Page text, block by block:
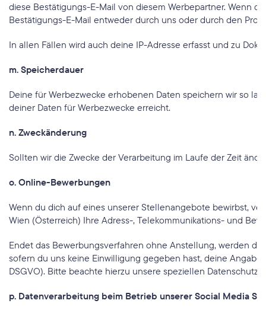
diese Bestätigungs-E-Mail von diesem Werbepartner. Wenn
Bestätigungs-E-Mail entweder durch uns oder durch den
In allen Fällen wird auch deine IP-Adresse erfasst und zu
m. Speicherdauer
Deine für Werbezwecke erhobenen Daten speichern wir so
deiner Daten für Werbezwecke erreicht.
n. Zweckänderung
Sollten wir die Zwecke der Verarbeitung im Laufe der Zeit
o. Online-Bewerbungen
Wenn du dich auf eines unserer Stellenangebote bewirbst,
Wien (Österreich) Ihre Adress-, Telekommunikations- und
Endet das Bewerbungsverfahren ohne Anstellung, werden
sofern du uns keine Einwilligung gegeben hast, deine
DSGVO). Bitte beachte hierzu unsere speziellen
p. Datenverarbeitung beim Betrieb unserer Social Media